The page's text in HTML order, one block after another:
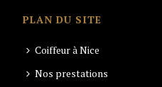
PLAN DU SITE
Coiffeur à Nice
Nos prestations